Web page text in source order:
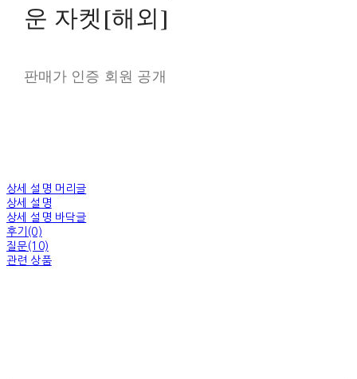
운 자켓[해외]
판매가 인증 회원 공개
상세 설명 머리글
상세 설명
상세 설명 바닥글
후기(0)
질문(10)
관련 상품